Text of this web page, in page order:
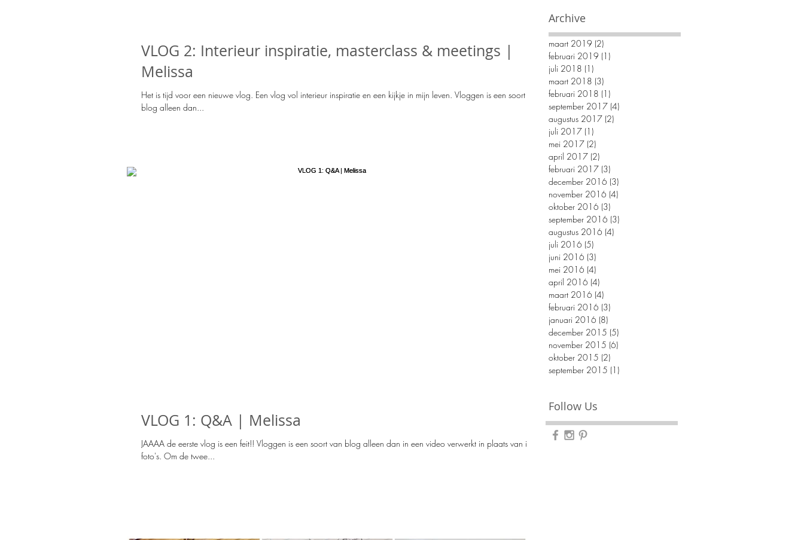
VLOG 2: Interieur inspiratie, masterclass & meetings |
Melissa
Het is tijd voor een nieuwe vlog. Een vlog vol interieur inspiratie en een kijkje in mijn leven. Vloggen is een soort van
blog alleen dan...
VLOG 1: Q&A | Melissa
JAAAA de eerste vlog is een feit!! Vloggen is een soort van blog alleen dan in een video verwerkt in plaats van in
foto's. Om de twee...
Archive
maart 2019 (2)
februari 2019 (1)
juli 2018 (1)
maart 2018 (3)
februari 2018 (1)
september 2017 (4)
augustus 2017 (2)
juli 2017 (1)
mei 2017 (2)
april 2017 (2)
februari 2017 (3)
december 2016 (3)
november 2016 (4)
oktober 2016 (3)
september 2016 (3)
augustus 2016 (4)
juli 2016 (5)
juni 2016 (3)
mei 2016 (4)
april 2016 (4)
maart 2016 (4)
februari 2016 (3)
januari 2016 (8)
december 2015 (5)
november 2015 (6)
oktober 2015 (2)
september 2015 (1)
Follow Us